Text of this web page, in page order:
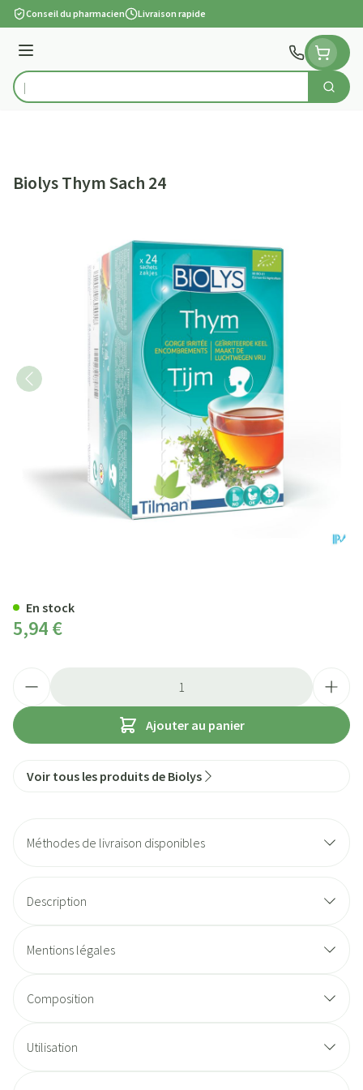
Aller au contenu
Conseil du pharmacien Livraison rapide
Menu
Rechercher
Biolys Thym Sach 24
5,94 €
Ajouter au panier
En stock
Voir tous les produits de Biolys
Méthodes de livraison disponibles
Description
Mentions légales
Composition
Utilisation